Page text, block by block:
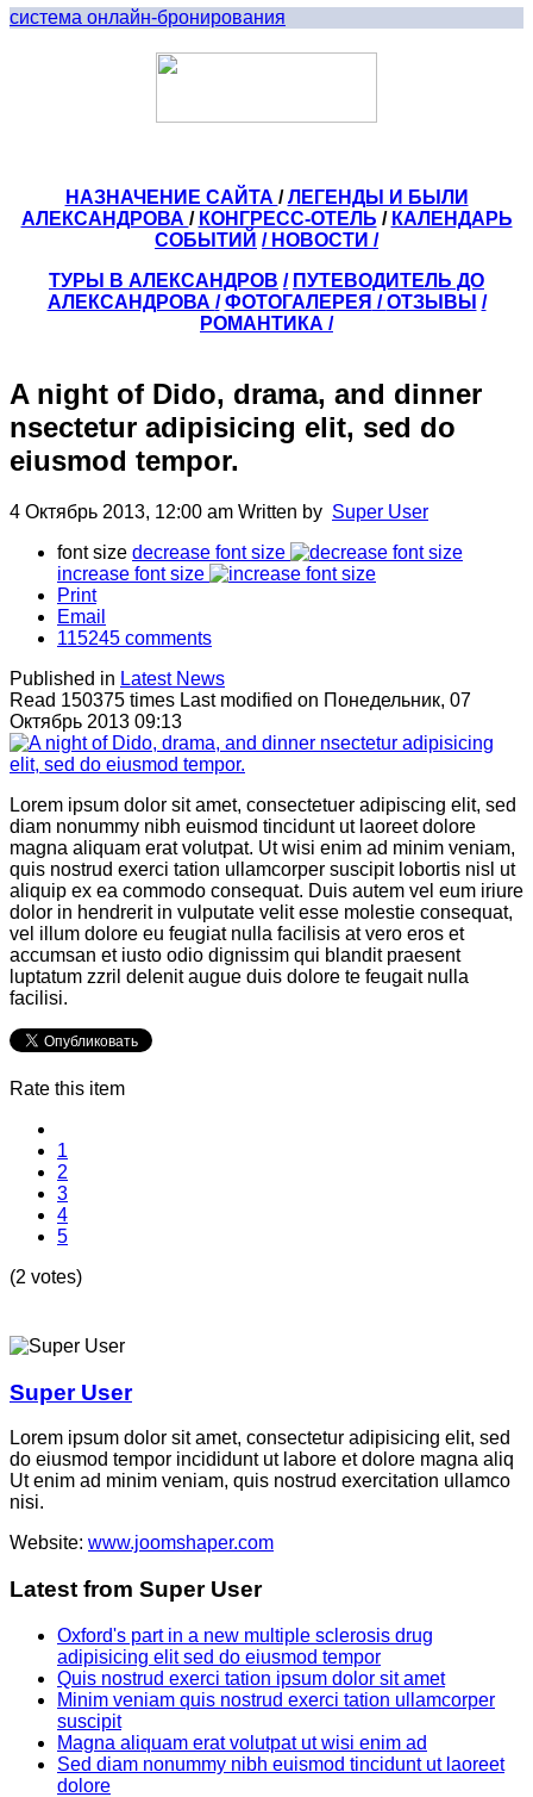
система онлайн-бронирования
НАЗНАЧЕНИЕ САЙТА /ЛЕГЕНДЫ И БЫЛИ
АЛЕКСАНДРОВА / КОНГРЕСС-ОТЕЛЬ / КАЛЕНДАРЬ
СОБЫТИЙ / НОВОСТИ /
ТУРЫ В АЛЕКСАНДРОВ / ПУТЕВОДИТЕЛЬ ДО
АЛЕКСАНДРОВА / ФОТОГАЛЕРЕЯ /ОТЗЫВЫ /
РОМАНТИКА /
A night of Dido, drama, and dinner
nsectetur adipisicing elit, sed do
eiusmod tempor.
4 Октябрь 2013, 12:00 am Written by Super User
font size decrease font size
increase font size
Print
Email
115245 comments
Published in Latest News
Read 150375 times Last modified on Понедельник, 07
Октябрь 2013 09:13
Lorem ipsum dolor sit amet, consectetuer adipiscing elit, sed
diam nonummy nibh euismod tincidunt ut laoreet dolore
magna aliquam erat volutpat. Ut wisi enim ad minim veniam,
quis nostrud exerci tation ullamcorper suscipit lobortis nisl ut
aliquip ex ea commodo consequat. Duis autem vel eum iriure
dolor in hendrerit in vulputate velit esse molestie consequat,
vel illum dolore eu feugiat nulla facilisis at vero eros et
accumsan et iusto odio dignissim qui blandit praesent
luptatum zzril delenit augue duis dolore te feugait nulla
facilisi.
Rate this item
1
2
3
4
5
(2 votes)
Super User
Lorem ipsum dolor sit amet, consectetur adipisicing elit, sed
do eiusmod tempor incididunt ut labore et dolore magna aliq
Ut enim ad minim veniam, quis nostrud exercitation ullamco
nisi.
Website: www.joomshaper.com
Latest from Super User
Oxford's part in a new multiple sclerosis drug
adipisicing elit sed do eiusmod tempor
Quis nostrud exerci tation ipsum dolor sit amet
Minim veniam quis nostrud exerci tation ullamcorper
suscipit
Magna aliquam erat volutpat ut wisi enim ad
Sed diam nonummy nibh euismod tincidunt ut laoreet
dolore